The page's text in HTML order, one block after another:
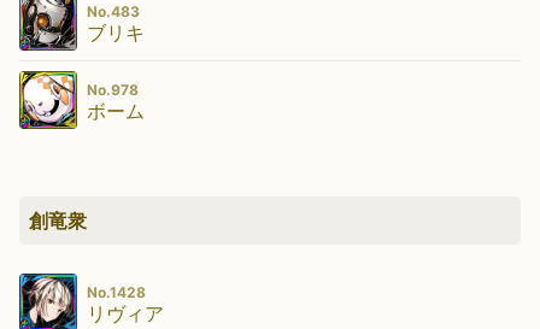
No.483
ブリキ
No.978
ボーム
創竜衆
No.1428
リヴィア